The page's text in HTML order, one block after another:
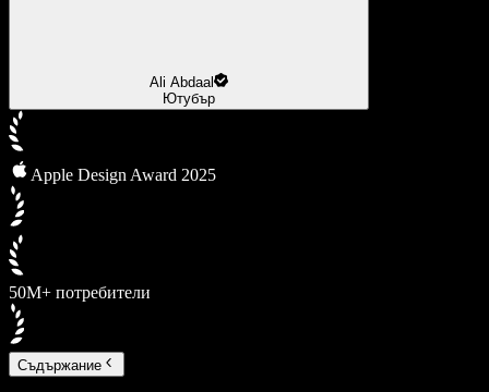
Ali Abdaal
Ютубър
Apple Design Award 2025
50M+ потребители
Съдържание